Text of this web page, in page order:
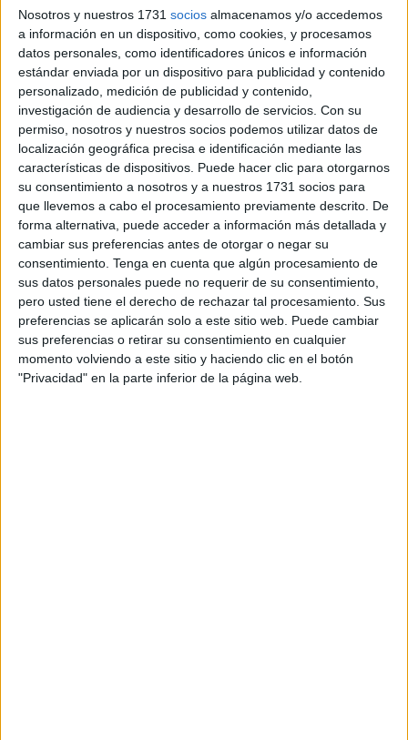
Nosotros y nuestros 1731 socios almacenamos y/o accedemos
a información en un dispositivo, como cookies, y procesamos
datos personales, como identificadores únicos e información
estándar enviada por un dispositivo para publicidad y contenido
personalizado, medición de publicidad y contenido,
investigación de audiencia y desarrollo de servicios. Con su
permiso, nosotros y nuestros socios podemos utilizar datos de
localización geográfica precisa e identificación mediante las
características de dispositivos. Puede hacer clic para otorgarnos
su consentimiento a nosotros y a nuestros 1731 socios para
que llevemos a cabo el procesamiento previamente descrito. De
forma alternativa, puede acceder a información más detallada y
cambiar sus preferencias antes de otorgar o negar su
consentimiento. Tenga en cuenta que algún procesamiento de
sus datos personales puede no requerir de su consentimiento,
pero usted tiene el derecho de rechazar tal procesamiento. Sus
preferencias se aplicarán solo a este sitio web. Puede cambiar
sus preferencias o retirar su consentimiento en cualquier
momento volviendo a este sitio y haciendo clic en el botón
"Privacidad" en la parte inferior de la página web.